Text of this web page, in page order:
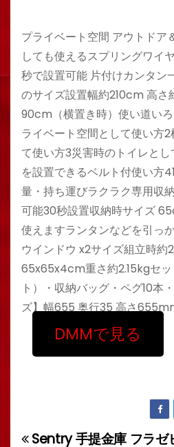
プライベート空間 アウトドア
しても使えるスプリングワイ
秒で設置可能 片付けカンタン
のサイズ設置幅約210cm 高
90cm（横置き時）使い道い
ライベート空間として使い方
て使い方3災害時のトイレと
を設置できるベルト付使い方
量・持ち運びラクラク専用収
可能30秒設置収納時サイズ
使えますランタンなどを引っ
ウインドウ x2サイズ組立時
65x65x4cm重さ約2.15kgセッ
ト）・収納バッグ・ペグ10本
ズ】幅655 奥行35 高さ
DMMで見る
ゼ
Sentry 手提金庫 フラ